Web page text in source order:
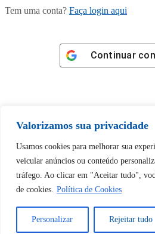
Valorizamos sua privacidade
Usamos cookies para melhorar sua
veicular anúncios ou conteúdo
tráfego. Ao clicar em "Aceitar tudo",
de cookies. Política de Cookies
Personalizar Rejeitar tudo
Tem uma conta? Faça login aqui
Continuar
desbloquear esta
Desbloquear
Sim